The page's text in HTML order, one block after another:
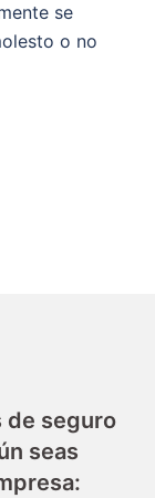
se
o no
de seguro
seas